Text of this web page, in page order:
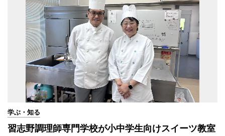
学ぶ・知る
習志野調理師専門学校が小中学生向けスイーツ教室